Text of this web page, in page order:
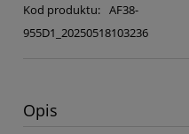
Kod produktu: AF38-
955D1_20250518103236
Opis